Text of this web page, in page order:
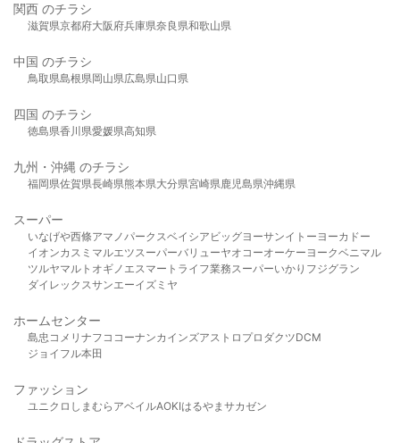
関西 のチラシ
滋賀県京都府大阪府兵庫県奈良県和歌山県
中国 のチラシ
鳥取県島根県岡山県広島県山口県
四国 のチラシ
徳島県香川県愛媛県高知県
九州・沖縄 のチラシ
福岡県佐賀県長崎県熊本県大分県宮崎県鹿児島県沖縄県
スーパー
いなげや西條アマノパークスベイシア ビッグヨーサンイトーヨーカドー
イオンカスミ マルエツスーパーバリューヤオコーオーケー ヨークベニマル
ツルヤマルト オギノ エスマート ライフ業務スーパーいかり フジグラン
ダイレックスサンエーイズミヤ
ホームセンター
島忠 コメリ ナフコ コーナンカインズアストロプロダクツDCM
ジョイフル本田
ファッション
ユニクロ しまむら アベイルAOKIはるやま サカゼン